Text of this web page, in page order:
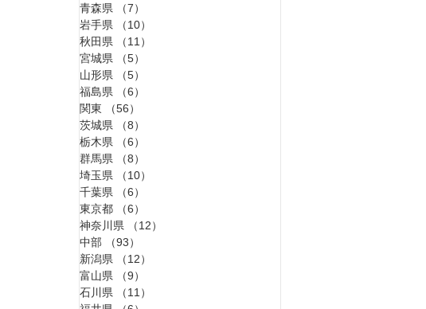
青森県
（7）
岩手県
（10）
秋田県
（11）
宮城県
（5）
山形県
（5）
福島県
（6）
関東
（56）
茨城県
（8）
栃木県
（6）
群馬県
（8）
埼玉県
（10）
千葉県
（6）
東京都
（6）
神奈川県
（12）
中部
（93）
新潟県
（12）
富山県
（9）
石川県
（11）